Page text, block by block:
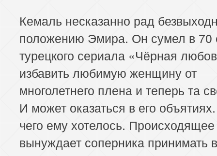
Кемаль несказанно рад
положению Эмира. Он сумел в 70
турецкого сериала «Чёрная
избавить любимую женщину от
многолетнего плена и теперь та
И может оказаться в его
чего ему хотелось. Происходящее
вынуждает соперника принимать